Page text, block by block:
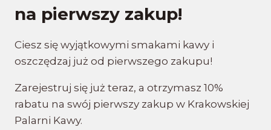
na pierwszy zakup!
Ciesz się wyjątkowymi smakami kawy i
oszczędzaj już od pierwszego zakupu!
Zarejestruj się już teraz, a otrzymasz 10%
rabatu na swój pierwszy zakup w Krakowskiej
Palarni Kawy.